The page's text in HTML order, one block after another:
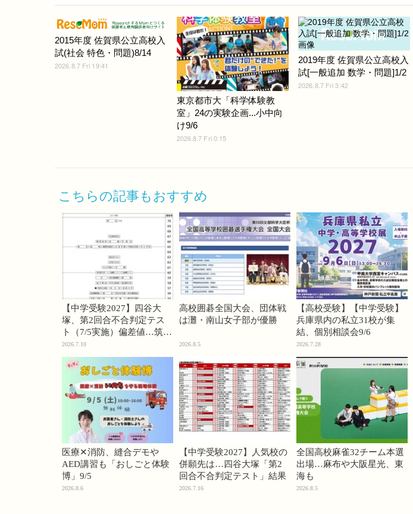
2015年度 佐賀県公立高校入
試(社会 特色・問題)8/14
2026.8.7 Fri 19:41
東京都市大「科学体験教
室」24の実験企画...小中向
け9/6
2026.8.7 Fri 0:15
2019年度 佐賀県公立高校入
試[一般追加 数学・問題]1/2
2026.8.7 Fri 3:42
こちらの記事もおすすめ
【中学受験2027】四谷大
塚、第2回合不合判定テス
ト（7/5実施）偏差値…筑駒
74・桜蔭70＜PR＞
2026.7.10
高校囲碁全国大会、団体戦
は灘・南山女子部が優勝
2026.8.5
【高校受験】【中学受験】
兵庫県内の私立31校が集
結、個別相談会9/6
2026.7.28
医療✕消防、縫合デモや
AED講習も「おしごと体験
博」9/5
2026.8.6
【中学受験2027】人気校の
併願先は…四谷大塚「第2
回合不合判定テスト」結果
2026.7.16
全国高校麻雀32チーム本選
出場…麻布や大阪星光、東
海も
2026.8.5